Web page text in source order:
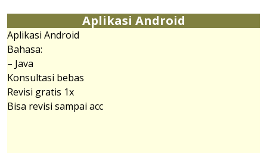
Aplikasi Android
Aplikasi Android
Bahasa:
– Java
Konsultasi bebas
Revisi gratis 1x
Bisa revisi sampai acc